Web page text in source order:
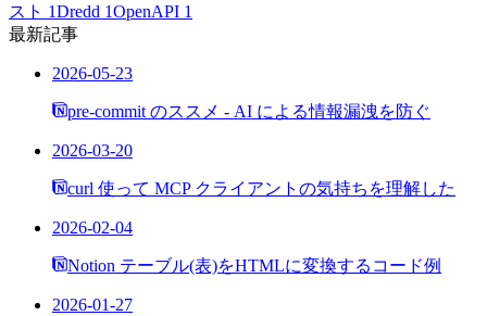
スト 1Dredd 1OpenAPI 1
最新記事
2026-05-23
pre-commit のススメ - AI による情報漏洩を防ぐ
2026-03-20
curl 使って MCP クライアントの気持ちを理解した
2026-02-04
Notion テーブル(表)をHTMLに変換するコード例
2026-01-27